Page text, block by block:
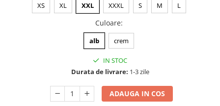
XS XL XXL XXXL S M L
Culoare:
alb crem
IN STOC
Durata de livrare: 1-3 zile
ADAUGA IN COS